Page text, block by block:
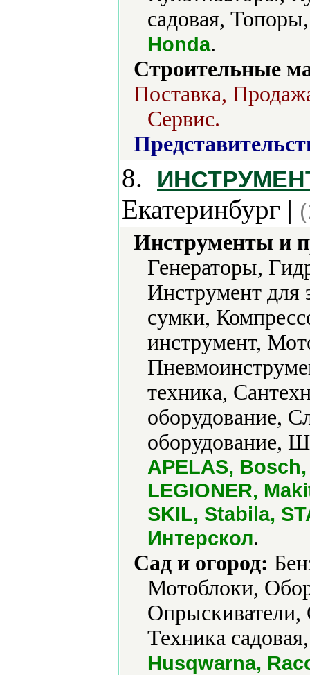
садовая,
Honda.
Строительные
Поставка,
Сервис.
8.
Екатеринбург |
Инструменты и
Генераторы,
Инструмент для
сумки,
инструмент,
техника,
оборудование,
оборудование,
APELAS,
LEGIONER,
SKIL, Stabila,
Интерскол.
Сад и огород:
Мотоблоки,
Опрыскиватели,
Техника
Husqwarna,